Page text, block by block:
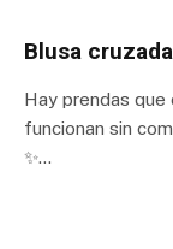
Blusa
Hay prendas
funcionan sin
✨…